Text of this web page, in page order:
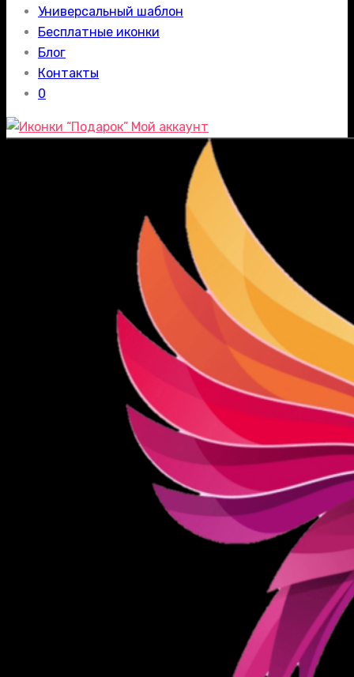
Универсальный шаблон
Бесплатные иконки
Блог
Контакты
0
Мой аккаунт